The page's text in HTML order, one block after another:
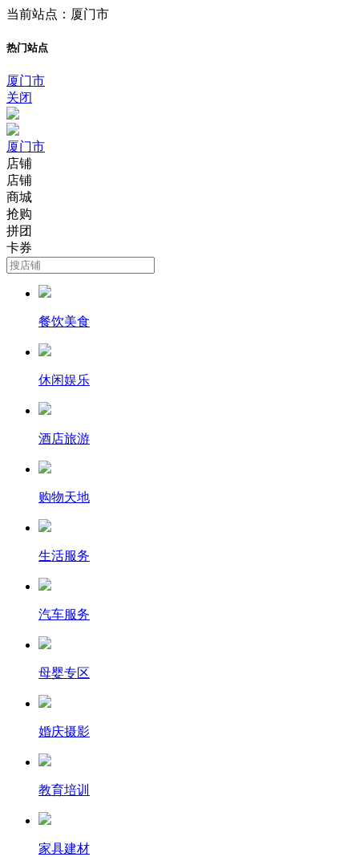
当前站点：厦门市
热门站点
厦门市
关闭
厦门市
店铺
店铺
商城
抢购
拼团
卡券
餐饮美食
休闲娱乐
酒店旅游
购物天地
生活服务
汽车服务
母婴专区
婚庆摄影
教育培训
家具建材